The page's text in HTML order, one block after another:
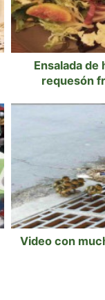
Ensalada de
requesón
Video con